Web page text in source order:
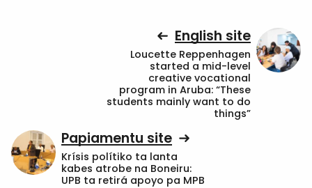
English site
Loucette Reppenhagen
started a mid-level
creative vocational
program in Aruba: “These
students mainly want to do
things”
Papiamentu site
Krísis polítiko ta lanta
kabes atrobe na Boneiru:
UPB ta retirá apoyo pa MPB